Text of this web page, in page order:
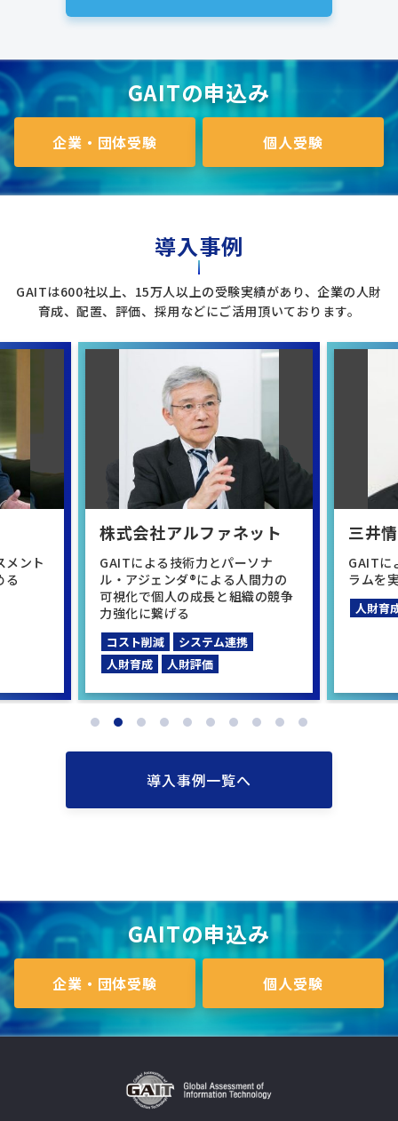
GAITの申込み
企業・団体受験 個人受験
導入事例
GAITは600社以上、15万人以上の受験実績があり、企業の人財
育成、配置、評価、採用などにご活用頂いております。
メント
る
株式会社アルファネット
GAITによる技術力とパーソナ
ル・アジェンダ®による人間力の
可視化で個人の成長と組織の競争
力強化に繋げる
コスト削減
システム連携
人財育成
人財評価
三井
GAITに
ラムを
人財育
導入事例一覧へ
GAITの申込み
企業・団体受験 個人受験